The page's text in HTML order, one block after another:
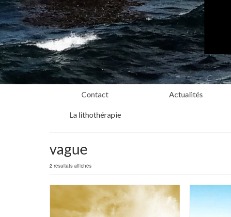
Contact Actualités
La lithothérapie
vague
2 résultats affichés